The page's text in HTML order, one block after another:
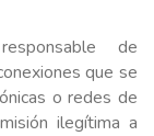
de
que se
o redes de
ilegítima a